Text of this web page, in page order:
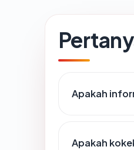
Apakah
Apakah